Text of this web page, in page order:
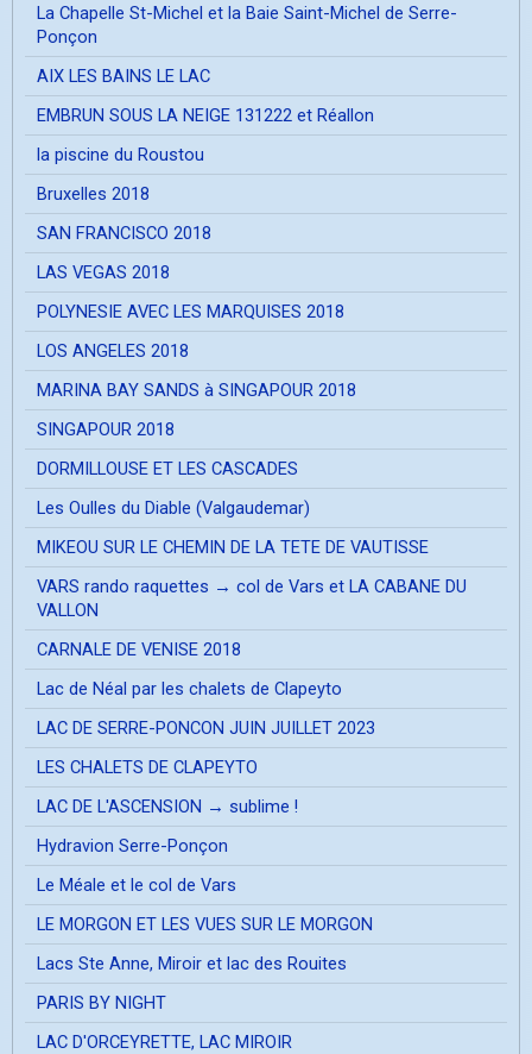
La Chapelle St-Michel et la Baie Saint-Michel de Serre-
Ponçon
AIX LES BAINS LE LAC
EMBRUN SOUS LA NEIGE 131222 et Réallon
la piscine du Roustou
Bruxelles 2018
SAN FRANCISCO 2018
LAS VEGAS 2018
POLYNESIE AVEC LES MARQUISES 2018
LOS ANGELES 2018
MARINA BAY SANDS à SINGAPOUR 2018
SINGAPOUR 2018
DORMILLOUSE ET LES CASCADES
Les Oulles du Diable (Valgaudemar)
MIKEOU SUR LE CHEMIN DE LA TETE DE VAUTISSE
VARS rando raquettes → col de Vars et LA CABANE DU
VALLON
CARNALE DE VENISE 2018
Lac de Néal par les chalets de Clapeyto
LAC DE SERRE-PONCON JUIN JUILLET 2023
LES CHALETS DE CLAPEYTO
LAC DE L'ASCENSION → sublime !
Hydravion Serre-Ponçon
Le Méale et le col de Vars
LE MORGON ET LES VUES SUR LE MORGON
Lacs Ste Anne, Miroir et lac des Rouites
PARIS BY NIGHT
LAC D'ORCEYRETTE, LAC MIROIR